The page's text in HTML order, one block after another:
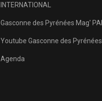
INTERNATIONAL
Gasconne des Pyrénées Mag'
Youtube Gasconne des Pyrénées
Agenda